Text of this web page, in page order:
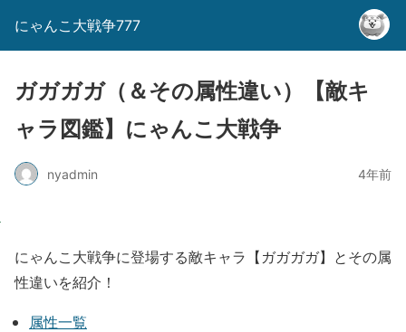
にゃんこ大戦争777
ガガガガ（＆その属性違い）【敵キ
ャラ図鑑】にゃんこ大戦争
nyadmin 4年前
にゃんこ大戦争に登場する敵キャラ【ガガガガ】とその属
性違いを紹介！
属性一覧